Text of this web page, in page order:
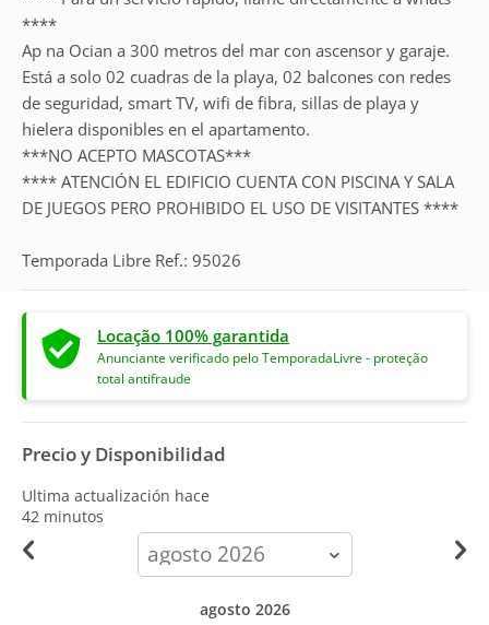
****
Ap na Ocian a 300 metros del mar con ascensor y garaje.
Está a solo 02 cuadras de la playa, 02 balcones con redes
de seguridad, smart TV, wifi de fibra, sillas de playa y
hielera disponibles en el apartamento.
***NO ACEPTO MASCOTAS***
**** ATENCIÓN EL EDIFICIO CUENTA CON PISCINA Y SALA
DE JUEGOS PERO PROHIBIDO EL USO DE VISITANTES ****
Temporada Libre Ref.: 95026
Locação 100% garantida
Anunciante verificado pelo TemporadaLivre - proteção
total antifraude
Precio y Disponibilidad
Ultima actualización hace
42 minutos
calendar-
month
agosto 2026